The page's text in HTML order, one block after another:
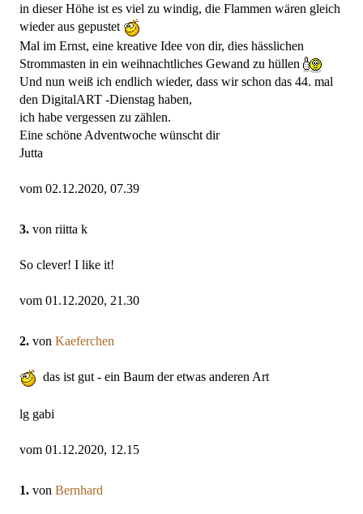
in dieser Höhe ist es viel zu windig, die Flammen wären gleich
wieder aus gepustet
Mal im Ernst, eine kreative Idee von dir, dies hässlichen
Strommasten in ein weihnachtliches Gewand zu hüllen
Und nun weiß ich endlich wieder, dass wir schon das 44. mal
den DigitalART -Dienstag haben,
ich habe vergessen zu zählen.
Eine schöne Adventwoche wünscht dir
Jutta
vom 02.12.2020, 07.39
3. von riitta k
So clever! I like it!
vom 01.12.2020, 21.30
2. von Kaeferchen
das ist gut - ein Baum der etwas anderen Art
lg gabi
vom 01.12.2020, 12.15
1. von Bernhard